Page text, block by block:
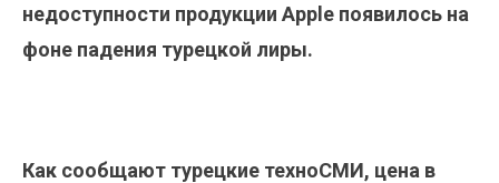
недоступности продукции Apple появилось на
фоне падения турецкой лиры.
Как сообщают турецкие техноСМИ, цена в